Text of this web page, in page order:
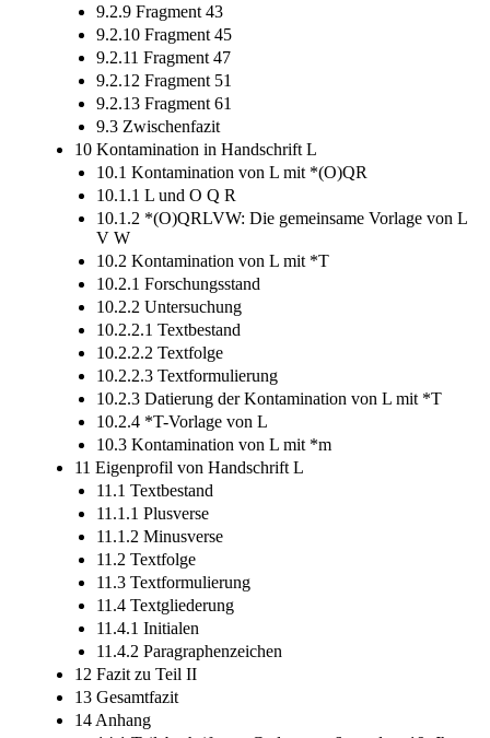
9.2.9 Fragment 43
9.2.10 Fragment 45
9.2.11 Fragment 47
9.2.12 Fragment 51
9.2.13 Fragment 61
9.3 Zwischenfazit
10 Kontamination in Handschrift L
10.1 Kontamination von L mit *(O)QR
10.1.1 L und O Q R
10.1.2 *(O)QRLVW: Die gemeinsame Vorlage von L
V W
10.2 Kontamination von L mit *T
10.2.1 Forschungsstand
10.2.2 Untersuchung
10.2.2.1 Textbestand
10.2.2.2 Textfolge
10.2.2.3 Textformulierung
10.2.3 Datierung der Kontamination von L mit *T
10.2.4 *T-Vorlage von L
10.3 Kontamination von L mit *m
11 Eigenprofil von Handschrift L
11.1 Textbestand
11.1.1 Plusverse
11.1.2 Minusverse
11.2 Textfolge
11.3 Textformulierung
11.4 Textgliederung
11.4.1 Initialen
11.4.2 Paragraphenzeichen
12 Fazit zu Teil II
13 Gesamtfazit
14 Anhang